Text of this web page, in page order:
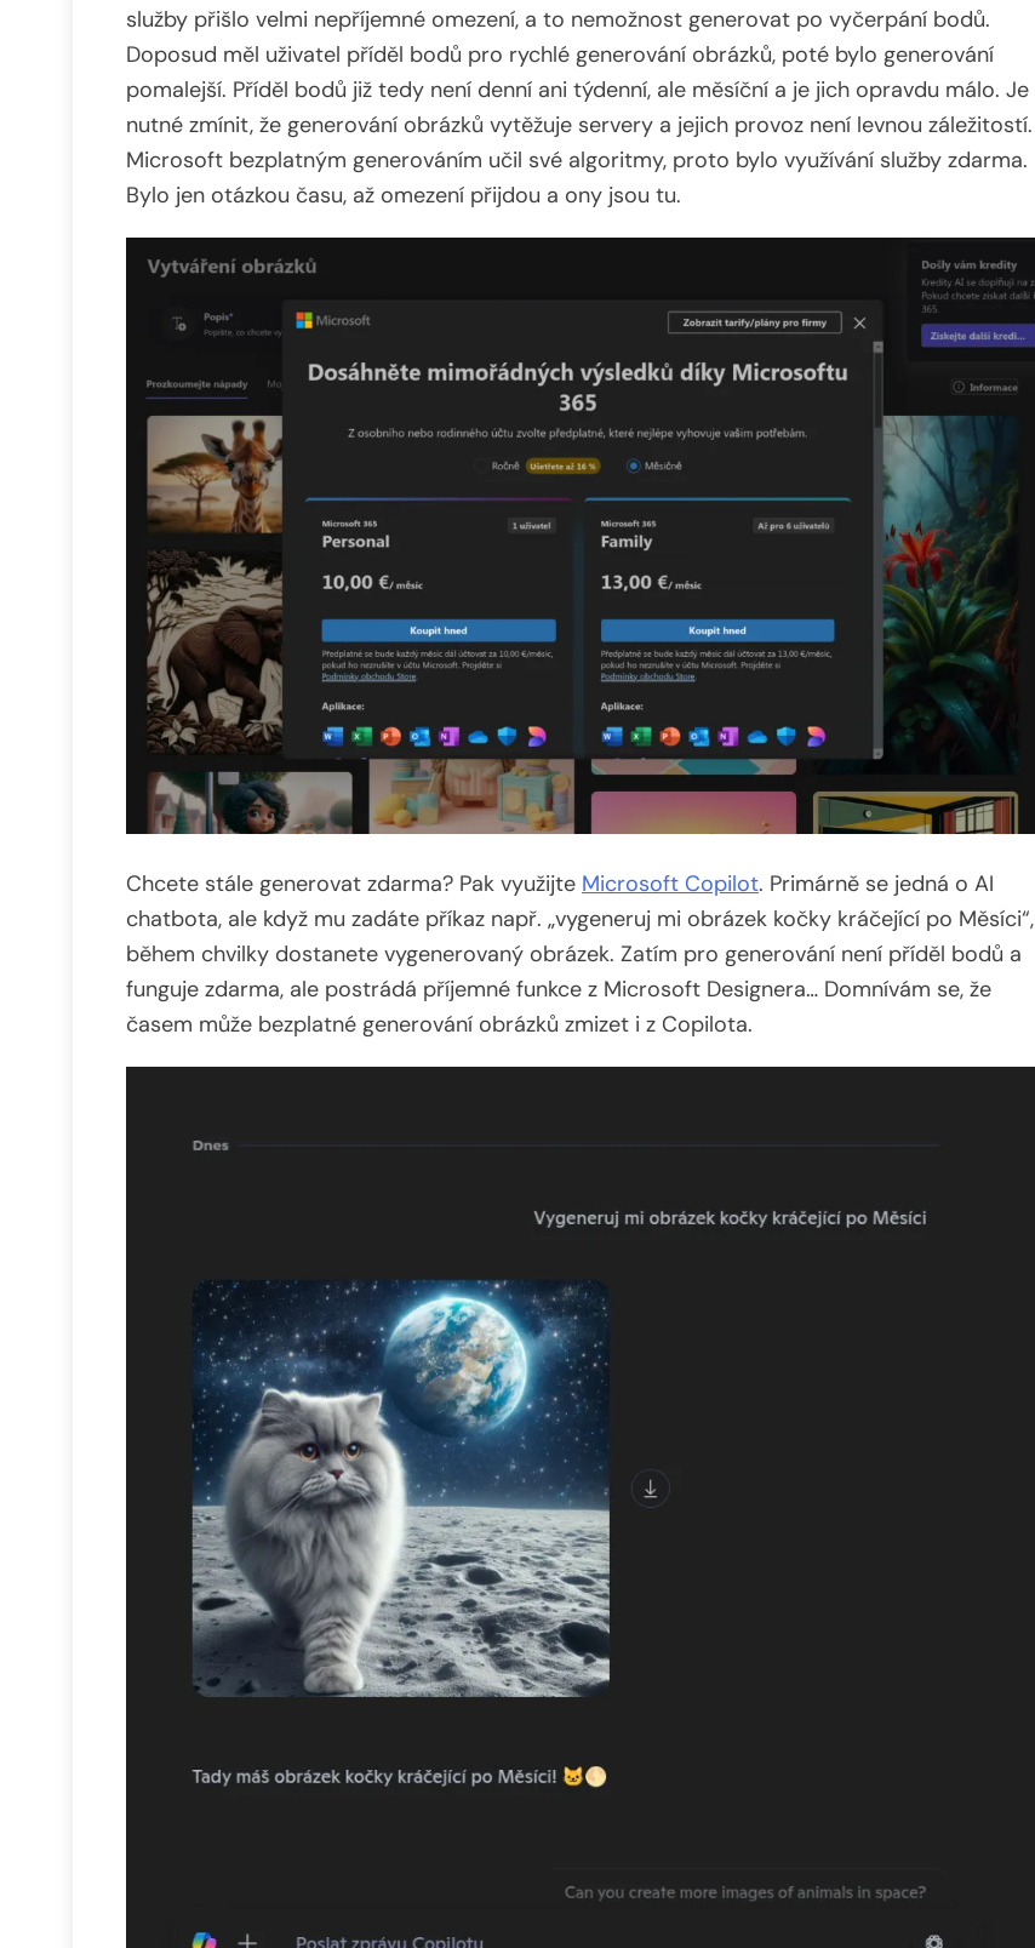
služby přišlo velmi nepříjemné omezení, a to nemožnost generovat po vyčerpání bodů.
Doposud měl uživatel příděl bodů pro rychlé generování obrázků, poté bylo generování
pomalejší. Příděl bodů již tedy není denní ani týdenní, ale měsíční a je jich opravdu málo. Je
nutné zmínit, že generování obrázků vytěžuje servery a jejich provoz není levnou záležitostí.
Microsoft bezplatným generováním učil své algoritmy, proto bylo využívání služby zdarma.
Bylo jen otázkou času, až omezení přijdou a ony jsou tu.
Chcete stále generovat zdarma? Pak využijte Microsoft Copilot. Primárně se jedná o AI
chatbota, ale když mu zadáte příkaz např. „vygeneruj mi obrázek kočky kráčející po Měsíci“,
během chvilky dostanete vygenerovaný obrázek. Zatím pro generování není příděl bodů a
funguje zdarma, ale postrádá příjemné funkce z Microsoft Designera… Domnívám se, že
časem může bezplatné generování obrázků zmizet i z Copilota.